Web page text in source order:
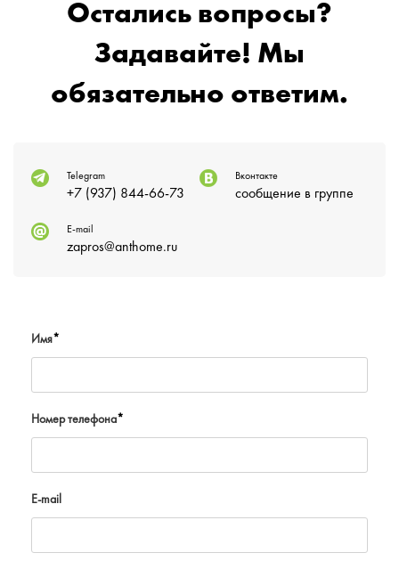
Остались вопросы?
Задавайте! Мы
обязательно ответим.
Telegram
+7 (937) 844-66-73
Вконтакте
сообщение в группе
E-mail
zapros@anthome.ru
Имя*
Номер телефона*
E-mail